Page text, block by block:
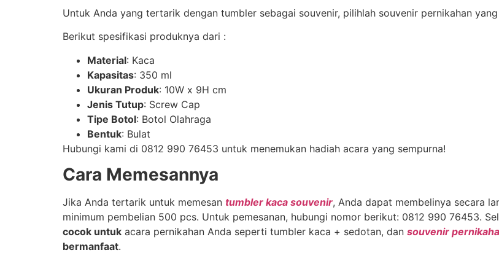
Untuk Anda yang tertarik dengan tumbler sebagai souvenir, pilihlah souvenir pernikahan
Berikut spesifikasi produknya dari :
Material: Kaca
Kapasitas: 350 ml
Ukuran Produk: 10W x 9H cm
Jenis Tutup: Screw Cap
Tipe Botol: Botol Olahraga
Bentuk: Bulat
Hubungi kami di 0812 990 76453 untuk menemukan hadiah acara yang sempurna!
Cara Memesannya
Jika Anda tertarik untuk memesan tumbler kaca souvenir, Anda dapat membelinya secara
minimum pembelian 500 pcs. Untuk pemesanan, hubungi nomor berikut: 0812 990 76453.
cocok untuk acara pernikahan Anda seperti tumbler kaca + sedotan, dan souvenir
bermanfaat.